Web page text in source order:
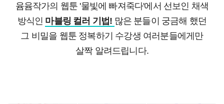
윰윰작가의 웹툰 '물빛에 빠져죽다'에서 선보인 채색
방식인 마블링 컬러 기법! 많은 분들이 궁금해 했던
그 비밀을 웹툰 정복하기 수강생 여러분들에게만
살짝 알려드립니다.